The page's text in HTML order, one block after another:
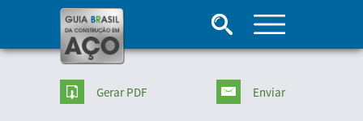
Gerar PDF Enviar